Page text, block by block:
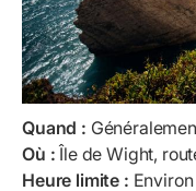
Quand :
Où : Île de Wight,
Heure limite :